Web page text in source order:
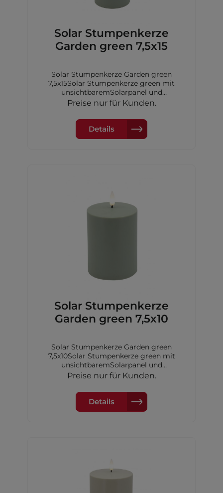
Solar Stumpenkerze
Garden green 7,5x15
Solar Stumpenkerze Garden green
7,5x15Solar Stumpenkerze green mit
unsichtbaremSolarpanel und
Dimmerungssensor, 7,5x15 cm,inkl. 1xAA
Preise nur für Kunden.
Details
Solar Stumpenkerze
Garden green 7,5x10
Solar Stumpenkerze Garden green
7,5x10Solar Stumpenkerze green mit
unsichtbaremSolarpanel und
Dimmerungssensor, 7,5x10 cm,inkl. 1xAA
Preise nur für Kunden.
Details